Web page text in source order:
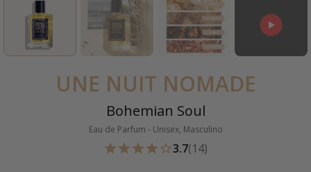
UNE NUIT NOMADE
Bohemian Soul
Eau de Parfum - Unisex, Masculino
3.7(14)